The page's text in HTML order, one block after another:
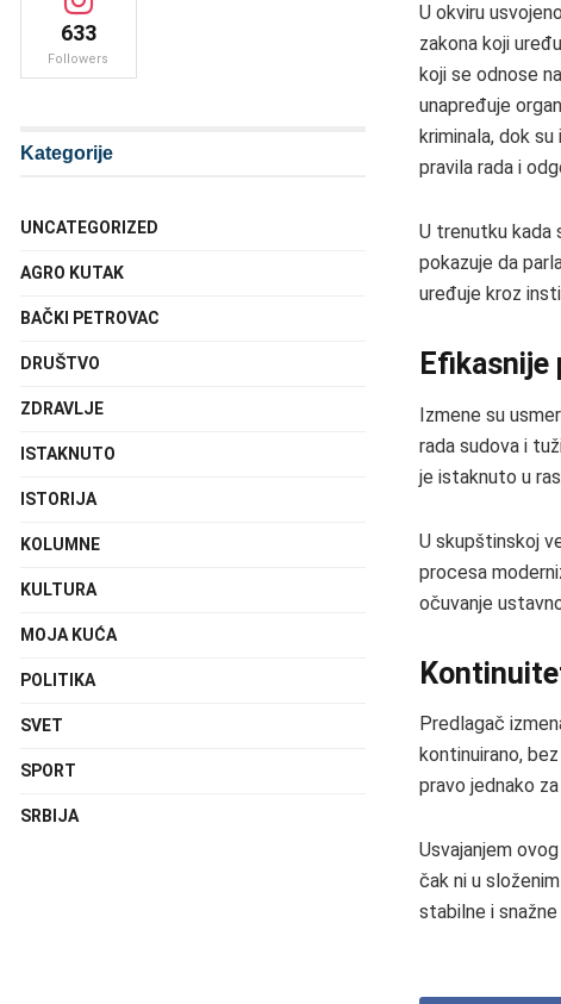
U okviru
zakona koji
koji se odnose
unapređuje
kriminala, dok
pravila rada i
U trenutku kada
pokazuje da
uređuje kroz
Izmene su
rada sudova i
je istaknuto u
U skupštinskoj
procesa
očuvanje
Predlagač
kontinuirano,
pravo jednako
Usvajanjem
čak ni u
stabilne i snažne
633
Followers
Kategorije
UNCATEGORIZED
AGRO KUTAK
BAČKI PETROVAC
DRUŠTVO
ZDRAVLJE
ISTAKNUTO
ISTORIJA
KOLUMNE
KULTURA
MOJA KUĆA
POLITIKA
SVET
SPORT
SRBIJA